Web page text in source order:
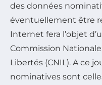
des données
éventuellement être
Internet fera l’objet
Commission
Libertés (CNIL). A ce
nominatives sont